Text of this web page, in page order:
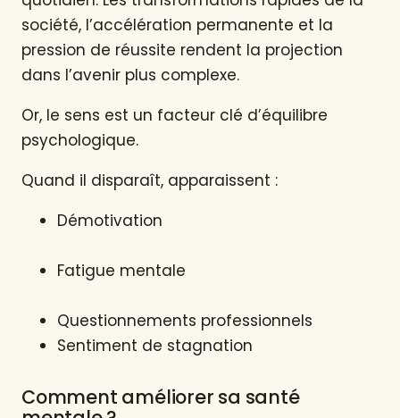
société, l’accélération permanente et la
pression de réussite rendent la projection
dans l’avenir plus complexe.
Or, le sens est un facteur clé d’équilibre
psychologique.
Quand il disparaît, apparaissent :
Démotivation
Fatigue mentale
Questionnements professionnels
Sentiment de stagnation
Comment améliorer sa santé